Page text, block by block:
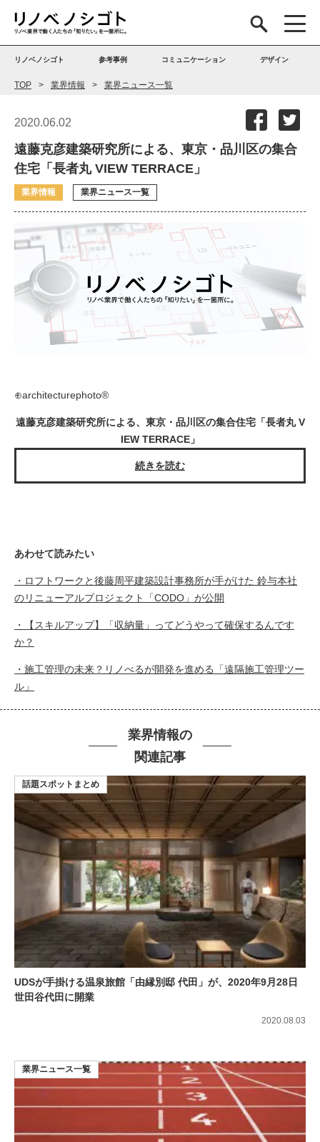
リノベノシゴト 参考事例 コミュニケーション デザイン
TOP 業界情報 業界ニュース一覧
2020.06.02
遠藤克彦建築研究所による、東京・品川区の集合
住宅「長者丸 VIEW TERRACE」
業界情報 業界ニュース一覧
⊕architecturephoto®
遠藤克彦建築研究所による、東京・品川区の集合住宅「長者丸 V
IEW TERRACE」
続きを読む
あわせて読みたい
・ ロフトワークと後藤周平建築設計事務所が手がけた 鈴与本社
のリニューアルプロジェクト「CODO」が公開
・【スキルアップ】「収納量」ってどうやって確保するんです
か？
・施工管理の未来？リノべるが開発を進める「遠隔施工管理ツー
ル」
業界情報の
関連記事
UDSが手掛ける温泉旅館「由縁別邸 代田」が、2020年9月28日
世田谷代田に開業
話題スポットまとめ
2020.08.03
業界ニュース一覧